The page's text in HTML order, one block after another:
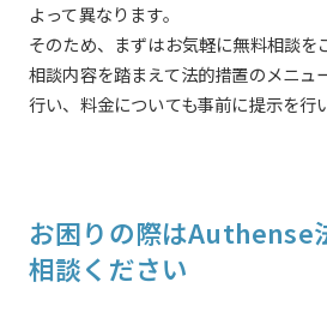
よって異なります。
そのため、まずはお気軽に無料相談を
相談内容を踏まえて法的措置のメニュ
行い、料金についても事前に提示を行
お困りの際はAuthense
相談ください